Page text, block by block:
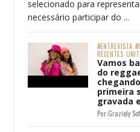
selecionado para
necessário participar do ...
#ENTREVISTA
RECENTES
Vamos
do
primeira
gravada
Por:Graziely